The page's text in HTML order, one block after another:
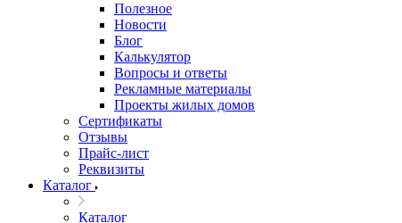
Полезное
Новости
Блог
Калькулятор
Вопросы и ответы
Рекламные материалы
Проекты жилых домов
Сертификаты
Отзывы
Прайс-лист
Реквизиты
Каталог
Каталог